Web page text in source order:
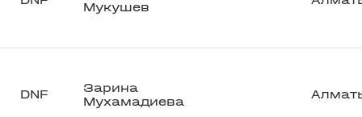
Мукушев
DNF
Зарина
Мухамадиева